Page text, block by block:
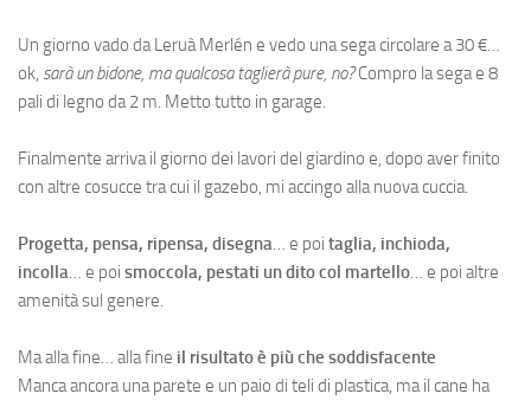
Un giorno vado da Leruà Merlén e vedo una sega circolare a 30 €…
ok, sarà un bidone, ma qualcosa taglierà pure, no?Compro la sega e 8
pali di legno da 2 m. Metto tutto in garage.
Finalmente arriva il giorno dei lavori del giardino e, dopo aver finito
con altre cosucce tra cui il gazebo, mi accingo alla nuova cuccia.
Progetta, pensa, ripensa, disegna… e poi taglia, inchioda,
incolla… e poi smoccola, pestati un dito col martello… e poi altre
amenità sul genere.
Ma alla fine… alla fine il risultato è più che soddisfacente
Manca ancora una parete e un paio di teli di plastica, ma il cane ha